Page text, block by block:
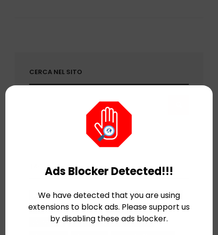
CERCA NEL SITO
Albissola Comics
Albissola Marina (SV)
Cagliostro E-Press
Cartoni Animati
Cinema
Cinema d'animazione
Ads Blocker Detected!!!
We have detected that you are using
extensions to block ads. Please support us
by disabling these ads blocker.